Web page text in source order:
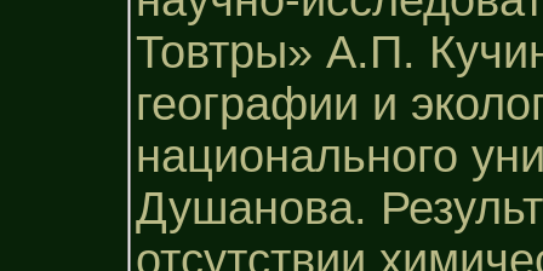
Товтры» А.П.
географии и
национального
Душанова.
отсутствии